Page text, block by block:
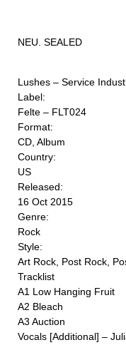
NEU. SEALED
Lushes ‎– Service
Label:
Felte ‎– FLT024
Format:
CD, Album
Country:
US
Released:
16 Oct 2015
Genre:
Rock
Style:
Art Rock, Post Rock,
Tracklist
A1 Low Hanging Fruit
A2 Bleach
A3 Auction
Vocals [Additional] –